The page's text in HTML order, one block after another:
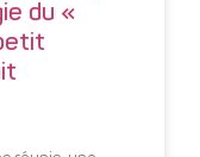
du «